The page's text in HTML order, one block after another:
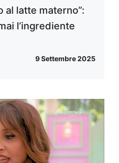
al latte materno”:
l’ingrediente
9 Settembre 2025